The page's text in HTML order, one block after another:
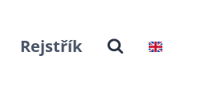
Rejstřík